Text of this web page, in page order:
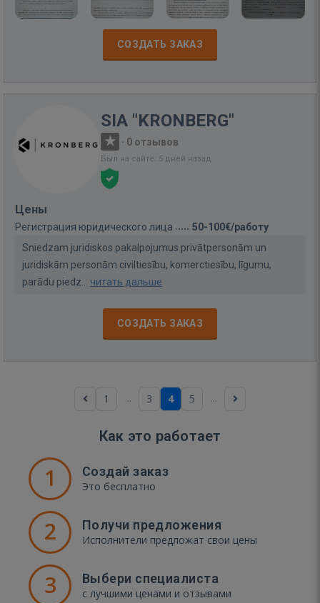
СОЗДАТЬ ЗАКАЗ
SIA "KRONBERG"
· 0 отзывов
Был на сайте: 5 дней назад
Цены
Регистрация юридического лица
50-100€/работу
Sniedzam juridiskos pakalpojumus privātpersonām un
juridiskām personām civiltiesību, komerctiesību, līgumu,
parādu piedz... читать дальше
СОЗДАТЬ ЗАКАЗ
1 ... 3 4 5 ...
Как это работает
1 Создай заказ
Это бесплатно
2 Получи предложения
Исполнители предложат свои цены
3 Выбери специалиста
с лучшими ценами и отзывами